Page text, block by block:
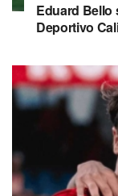
Eduard Bello
Deportivo